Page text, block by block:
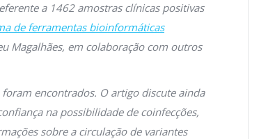
a 1462 amostras clínicas positivas
de ferramentas bioinformáticas
Magalhães, em colaboração com outros
encontrados. O artigo discute ainda
na possibilidade de coinfecções,
sobre a circulação de variantes